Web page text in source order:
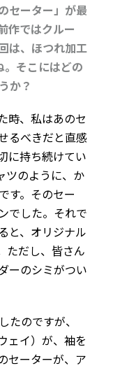
セーター」が最
作ではクルー
は、ほつれ加工
。そこにはどの
か？
時、私はあのセ
るべきだと直感
に持ち続けてい
ツのように、か
す。そのセー
でした。それで
と、オリジナル
ただし、皆さん
ーのシミがつい
たのですが、
ェイ）が、袖を
セーターが、ア